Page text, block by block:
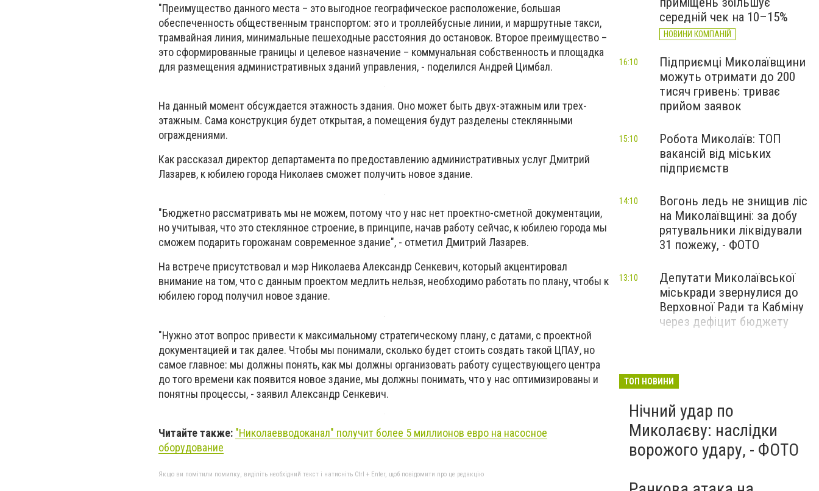
"Преимущество данного места – это выгодное географическое расположение, большая
обеспеченность общественным транспортом: это и троллейбусные линии, и маршрутные такси,
трамвайная линия, минимальные пешеходные расстояния до остановок. Второе преимущество –
это сформированные границы и целевое назначение – коммунальная собственность и площадка
для размещения административных зданий управления, - поделился Андрей Цимбал.
На данный момент обсуждается этажность здания. Оно может быть двух-этажным или трех-
этажным. Сама конструкция будет открытая, а помещения будут разделены стеклянными
ограждениями.
Как рассказал директор департамента по предоставлению административных услуг Дмитрий
Лазарев, к юбилею города Николаев сможет получить новое здание.
"Бюджетно рассматривать мы не можем, потому что у нас нет проектно-сметной документации,
но учитывая, что это стеклянное строение, в принципе, начав работу сейчас, к юбилею города мы
сможем подарить горожанам современное здание", - отметил Дмитрий Лазарев.
На встрече присутствовал и мэр Николаева Александр Сенкевич, который акцентировал
внимание на том, что с данным проектом медлить нельзя, необходимо работать по плану, чтобы к
юбилею город получил новое здание.
"Нужно этот вопрос привести к максимальному стратегическому плану, с датами, с проектной
документацией и так далее. Чтобы мы понимали, сколько будет стоить создать такой ЦПАУ, но
самое главное: мы должны понять, как мы должны организовать работу существующего центра
до того времени как появится новое здание, мы должны понимать, что у нас оптимизированы и
понятны процессы, - заявил Александр Сенкевич.
Читайте также: "Николаевводоканал" получит более 5 миллионов евро на насосное
оборудование
Якщо ви помітили помилку, виділіть необхідний текст і натисніть Ctrl + Enter, щоб повідомити про це редакцію
середній чек на 10–15%
НОВИНИ КОМПАНІЙ
Підприємці Миколаївщини
можуть отримати до 200
тисяч гривень: триває
прийом заявок
16:10
Робота Миколаїв: ТОП
вакансій від міських
підприємств
15:10
Вогонь ледь не знищив ліс
на Миколаївщині: за добу
рятувальники ліквідували
31 пожежу, - ФОТО
14:10
Депутати Миколаївської
міськради звернулися до
Верховної Ради та Кабміну
через дефіцит бюджету
13:10
ТОП НОВИНИ
Нічний удар по
Миколаєву: наслідки
ворожого удару, - ФОТО